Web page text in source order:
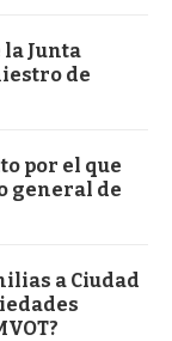
Junta
de
por el que
general de
a Ciudad